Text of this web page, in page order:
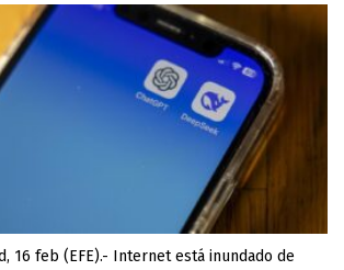
16 feb (EFE).- Internet está inundado de